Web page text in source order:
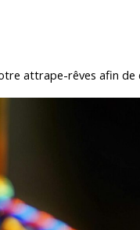
attrape-rêves afin